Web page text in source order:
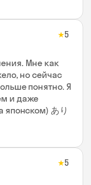
★5
Мне как
но сейчас
понятно. Я
и даже
японском) あり
★5